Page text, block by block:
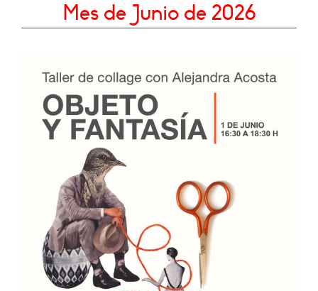
Mes de Junio de 2026